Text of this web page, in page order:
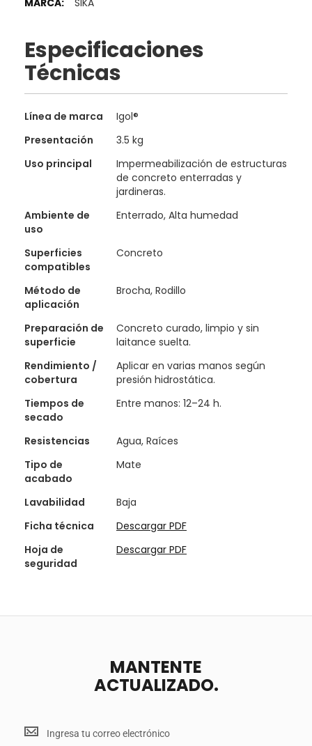
Información
SIKA
Especificaciones
Técnicas
Especificaciones
Línea de marca
Igol®
Presentación
3.5 kg
Uso principal
Impermeabilización de estructuras
de concreto enterradas y
jardineras.
Ambiente de
uso
Enterrado, Alta humedad
Superficies
compatibles
Concreto
Método de
aplicación
Brocha, Rodillo
Preparación de
superficie
Concreto curado, limpio y sin
laitance suelta.
Rendimiento /
cobertura
Aplicar en varias manos según
presión hidrostática.
Tiempos de
secado
Entre manos: 12–24 h.
Resistencias
Agua, Raíces
Tipo de
acabado
Mate
Lavabilidad
Baja
Ficha técnica
Descargar PDF
Hoja de
seguridad
Descargar PDF
MANTENTE
ACTUALIZADO.
Mantente
<br>